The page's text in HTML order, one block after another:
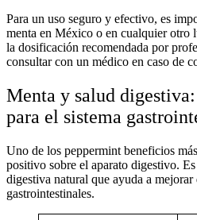
Para un uso seguro y efectivo, es
menta en México o en cualquier otro
la dosificación recomendada por
consultar con un médico en caso de
Menta y salud
para el sistema
Uno de los peppermint beneficios
positivo sobre el aparato digestivo.
digestiva natural que ayuda a
gastrointestinales.